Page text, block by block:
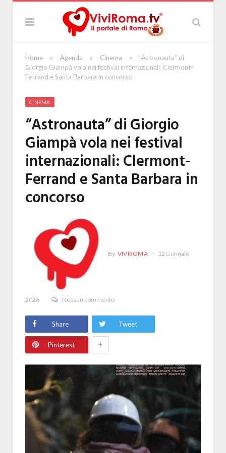
Home » Agenda » Cinema »
“Astronauta” di
Giorgio Giampà vola nei festival internazionali: Clermont-
Ferrand e Santa Barbara in concorso
CINEMA
“Astronauta” di Giorgio
Giampà vola nei festival
internazionali: Clermont-
Ferrand e Santa Barbara in
concorso
By VIVIROMA 12 Gennaio
2026 Nessun commento
Share Tweet
Pinterest +